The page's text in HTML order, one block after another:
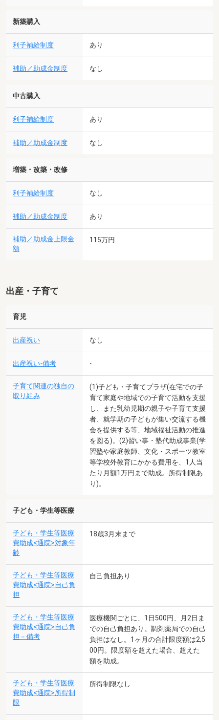
新築購入
利子補給制度 あり
補助／助成金制度 なし
中古購入
利子補給制度 あり
補助／助成金制度 なし
増築・改築・改修
利子補給制度 なし
補助／助成金制度 あり
補助／助成金上限金
額
115万円
出産・子育て
育児
出産祝い なし
出産祝い-備考 -
子育て関連の独自の
取り組み
(1)子ども・子育てプラザ(在宅での子
育て家庭や地域での子育て活動を支援
し、また乳幼児期の親子や子育て支援
者、就学期の子どもが集い交流する機
会を提供する等、地域福祉活動の推進
を図る)。(2)習い事・塾代助成事業(学
習塾や家庭教師、文化・スポーツ教室
等学校外教育にかかる費用を、1人当
たり月額1万円まで助成。所得制限あ
り)。
子ども・学生等医療
子ども・学生等医療
費助成<通院>対象年
齢
18歳3月末まで
子ども・学生等医療
費助成<通院>自己負
担
自己負担あり
子ども・学生等医療
費助成<通院>自己負
担－備考
医療機関ごとに、1日500円、月2日ま
での自己負担あり。調剤薬局での自己
負担はなし。1ヶ月の合計限度額は2,5
00円。限度額を超えた場合、超えた
額を助成。
子ども・学生等医療
費助成<通院>所得制
限
所得制限なし